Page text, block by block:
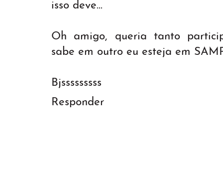
isso deve...
Oh amigo, queria tanto
sabe em outro eu esteja em
Bjsssssssss
Responder